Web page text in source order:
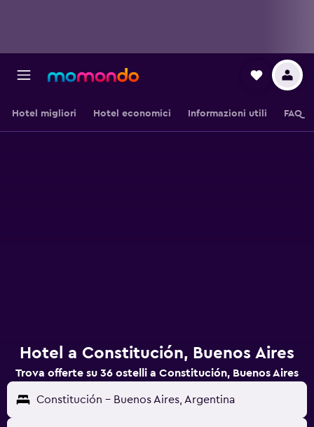
Hotel migliori Hotel economici Informazioni utili FAQ
Hotel a Constitución, Buenos Aires
Trova offerte su 36 ostelli a Constitución, Buenos Aires
Constitución - Buenos Aires, Argentina